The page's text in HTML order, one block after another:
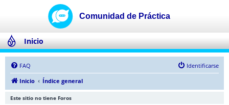
Inicio
FAQ
Identificarse
Inicio
Índice general
Este sitio no tiene Foros